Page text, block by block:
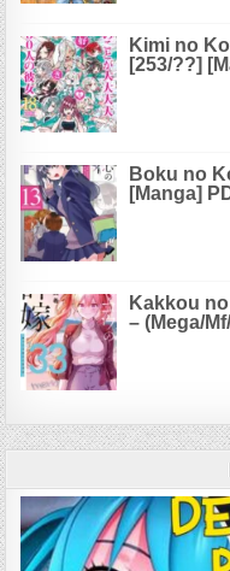
Kimi no
[253/??]
Boku no
[Manga]
Kakkou
– (Mega/